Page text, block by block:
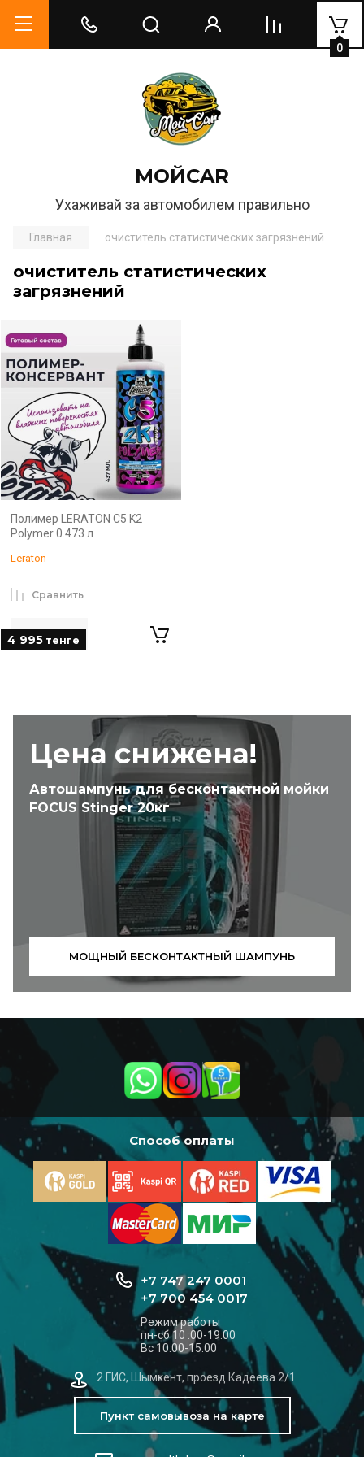
МОЙCAR
Ухаживай за автомобилем правильно
0
Цена снижена!
Автошампунь для бесконтактной мойки
FOCUS Stinger 20кг
МОЩНЫЙ БЕСКОНТАКТНЫЙ ШАМПУНЬ
Главная очиститель статистических загрязнений
очиститель статистических
загрязнений
Полимер LERATON C5 K2
Polymer 0.473 л
Leraton
4 995 тенге
Сравнить
Способ оплаты
+7 747 247 0001
+7 700 454 0017
Режим работы
пн-сб 10 :00-19:00
Вс 10:00-15:00
2 ГИС, Шымкент, проезд Кадеева 2/1
Пункт самовывоза на карте